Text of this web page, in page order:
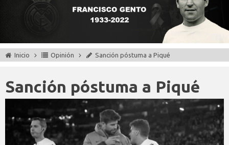
Inicio Opinión Sanción póstuma a Piqué
Sanción póstuma a Piqué